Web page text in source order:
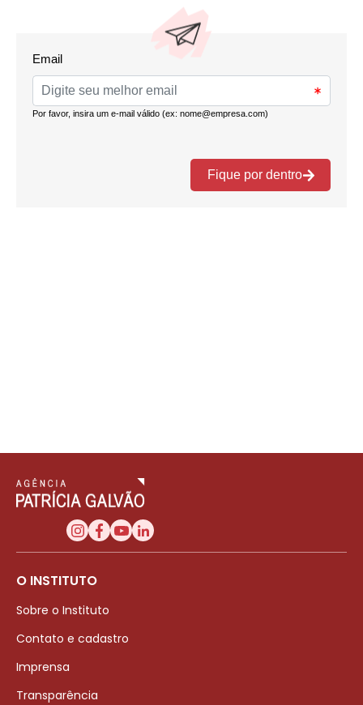
O INSTITUTO
Sobre o Instituto
Contato e cadastro
Imprensa
Transparência